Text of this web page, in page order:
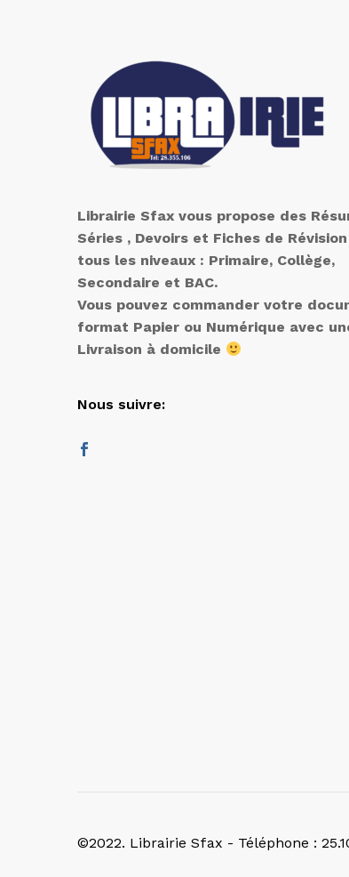
Librairie Sfax vous propose des
Séries , Devoirs et Fiches de
tous les niveaux : Primaire, Collège,
Secondaire et BAC.
Vous pouvez commander votre
format Papier ou Numérique avec
Livraison à domicile
Nous suivre:
©2022. Librairie Sfax - Téléphone :